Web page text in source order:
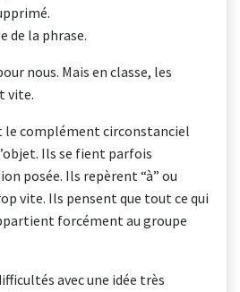
de la phrase.
nous. Mais en classe, les
vite.
le complément circonstanciel
Ils se fient parfois
posée. Ils repèrent “à” ou
vite. Ils pensent que tout ce qui
forcément au groupe
avec une idée très